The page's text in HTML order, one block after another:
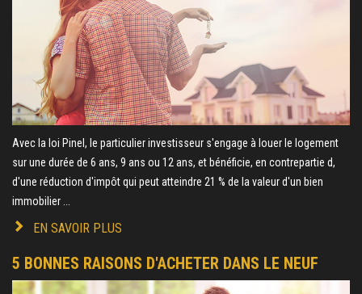
Avec la loi Pinel, le particulier investisseur s'engage à louer le logement
sur une durée de 6 ans, 9 ans ou 12 ans, et bénéficie, en contrepartie d,
d'une réduction d'impôt qui peut atteindre 21 % de la valeur d'un bien
immobilier ...
EN SAVOIR PLUS
5 BONNES RAISONS D'ACHETER DANS LE NEUF